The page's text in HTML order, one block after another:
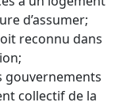
d’assumer;
reconnu dans
gouvernements
collectif de la